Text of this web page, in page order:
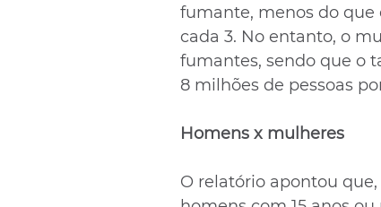
fumante, menos do que
cada 3. No entanto, o
fumantes, sendo que o
8 milhões de pessoas
Homens x mulheres
O relatório apontou que,